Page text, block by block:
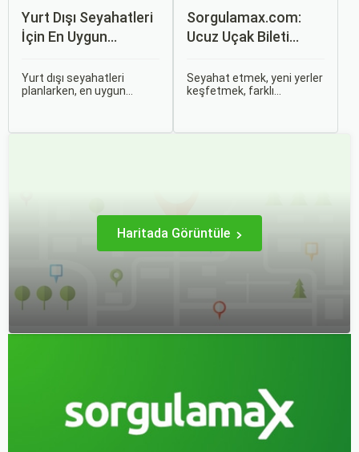
Yurt Dışı Seyahatleri
İçin En Uygun
Yurt dışı seyahatleri
planlarken, en uygun
Sorgulamax.com:
Ucuz Uçak Bileti
Seyahat etmek, yeni yerler
keşfetmek, farklı
Haritada Görüntüle